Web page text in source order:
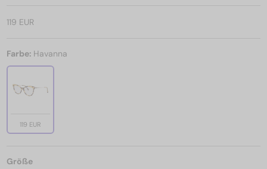
119 EUR
Farbe: Havanna
119 EUR
Größe